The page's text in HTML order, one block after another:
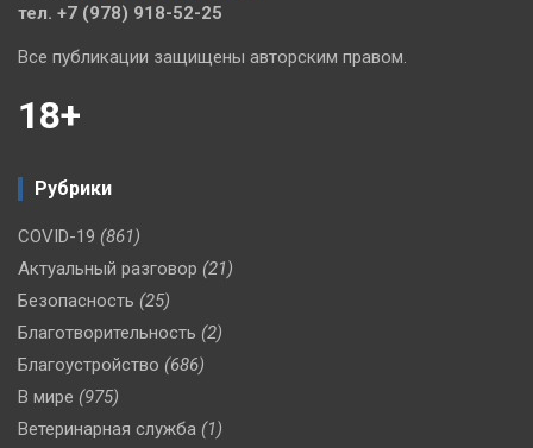
тел. +7 (978) 918-52-25
Все публикации защищены авторским правом.
18+
Рубрики
COVID-19 (861)
Актуальный разговор (21)
Безопасность (25)
Благотворительность (2)
Благоустройство (686)
В мире (975)
Ветеринарная служба (1)